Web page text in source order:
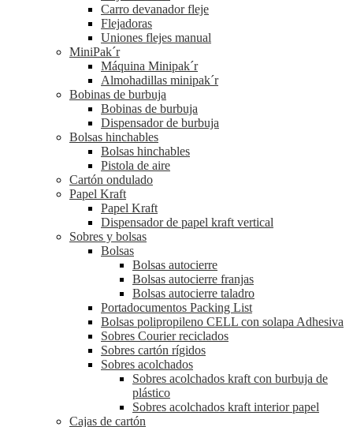
Carro devanador fleje
Flejadoras
Uniones flejes manual
MiniPak´r
Máquina Minipak´r
Almohadillas minipak´r
Bobinas de burbuja
Bobinas de burbuja
Dispensador de burbuja
Bolsas hinchables
Bolsas hinchables
Pistola de aire
Cartón ondulado
Papel Kraft
Papel Kraft
Dispensador de papel kraft vertical
Sobres y bolsas
Bolsas
Bolsas autocierre
Bolsas autocierre franjas
Bolsas autocierre taladro
Portadocumentos Packing List
Bolsas polipropileno CELL con solapa Adhesiva
Sobres Courier reciclados
Sobres cartón rígidos
Sobres acolchados
Sobres acolchados kraft con burbuja de
plástico
Sobres acolchados kraft interior papel
Cajas de cartón